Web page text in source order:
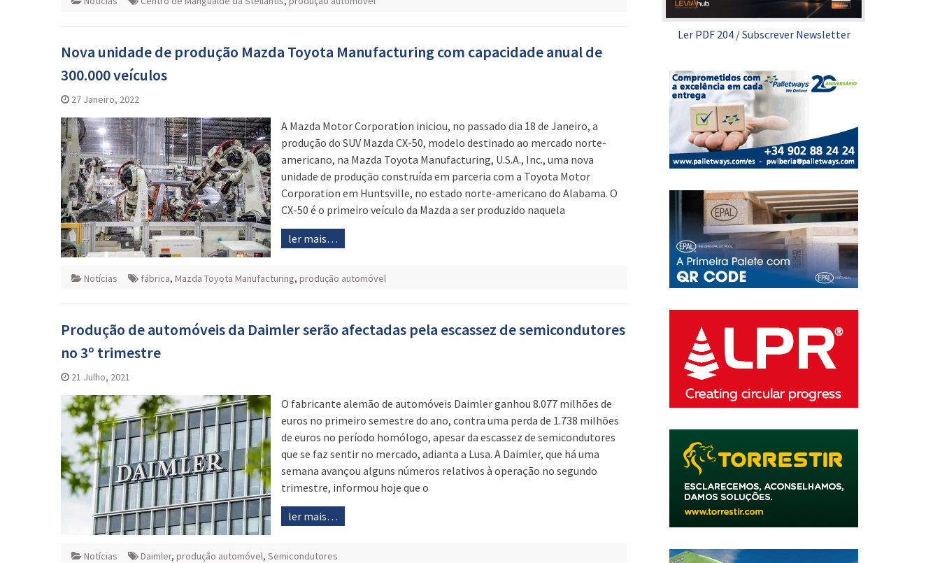
Nova unidade de produção Mazda Toyota Manufacturing com capacidade anual de
300.000 veículos
27 Janeiro, 2022
A Mazda Motor Corporation iniciou, no passado dia 18 de Janeiro, a
produção do SUV Mazda CX-50, modelo destinado ao mercado norte-
americano, na Mazda Toyota Manufacturing, U.S.A., Inc., uma nova
unidade de produção construída em parceria com a Toyota Motor
Corporation em Huntsville, no estado norte-americano do Alabama. O
CX-50 é o primeiro veículo da Mazda a ser produzido naquela
ler mais…
Notícias fábrica, Mazda Toyota Manufacturing, produção automóvel
Produção de automóveis da Daimler serão afectadas pela escassez de semicondutores
no 3º trimestre
21 Julho, 2021
O fabricante alemão de automóveis Daimler ganhou 8.077 milhões de
euros no primeiro semestre do ano, contra uma perda de 1.738 milhões
de euros no período homólogo, apesar da escassez de semicondutores
que se faz sentir no mercado, adianta a Lusa. A Daimler, que há uma
semana avançou alguns números relativos à operação no segundo
trimestre, informou hoje que o
ler mais…
Notícias Daimler, produção automóvel, Semicondutores
Ler PDF 204/Subscrever Newsletter